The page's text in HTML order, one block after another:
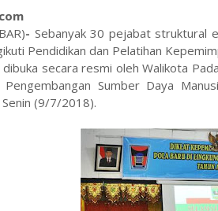
- Sebanyak 30 pejabat struktural
Pendidikan dan Pelatihan
dibuka secara resmi oleh Walikota
Pengembangan Sumber Daya
(9/7/2018).